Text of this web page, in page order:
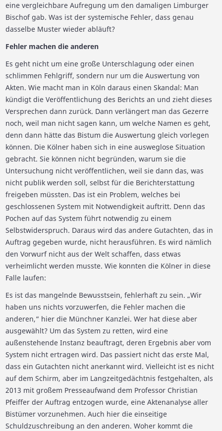
eine vergleichbare Aufregung um den damaligen Limburger
Bischof gab. Was ist der systemische Fehler, dass genau
dasselbe Muster wieder abläuft?
Fehler machen die anderen
Es geht nicht um eine große Unterschlagung oder einen
schlimmen Fehlgriff, sondern nur um die Auswertung von
Akten. Wie macht man in Köln daraus einen Skandal: Man
kündigt die Veröffentlichung des Berichts an und zieht dieses
Versprechen dann zurück. Dann verlängert man das Gezerre
noch, weil man nicht sagen kann, um welche Namen es geht,
denn dann hätte das Bistum die Auswertung gleich vorlegen
können. Die Kölner haben sich in eine ausweglose Situation
gebracht. Sie können nicht begründen, warum sie die
Untersuchung nicht veröffentlichen, weil sie dann das, was
nicht publik werden soll, selbst für die Berichterstattung
freigeben müssten. Das ist ein Problem, welches bei
geschlossenen System mit Notwendigkeit auftritt. Denn das
Pochen auf das System führt notwendig zu einem
Selbstwiderspruch. Daraus wird das andere Gutachten, das in
Auftrag gegeben wurde, nicht herausführen. Es wird nämlich
den Vorwurf nicht aus der Welt schaffen, dass etwas
verheimlicht werden musste. Wie konnten die Kölner in diese
Falle laufen:
Es ist das mangelnde Bewusstsein, fehlerhaft zu sein. „Wir
haben uns nichts vorzuwerfen, die Fehler machen die
anderen,“ hier die Münchner Kanzlei. Wer hat diese aber
ausgewählt? Um das System zu retten, wird eine
außenstehende Instanz beauftragt, deren Ergebnis aber vom
System nicht ertragen wird. Das passiert nicht das erste Mal,
dass ein Gutachten nicht anerkannt wird. Vielleicht ist es nicht
auf dem Schirm, aber im Langzeitgedächtnis festgehalten, als
2013 mit großem Presseaufwand dem Professor Christian
Pfeiffer der Auftrag entzogen wurde, eine Aktenanalyse aller
Bistümer vorzunehmen. Auch hier die einseitige
Schuldzuschreibung an den anderen. Woher kommt die